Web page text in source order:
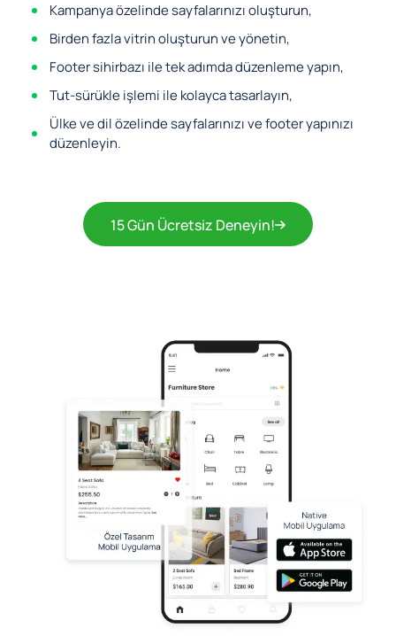
Kampanya özelinde sayfalarınızı oluşturun,
Birden fazla vitrin oluşturun ve yönetin,
Footer sihirbazı ile tek adımda düzenleme yapın,
Tut-sürükle işlemi ile kolayca tasarlayın,
Ülke ve dil özelinde sayfalarınızı ve footer yapınızı
düzenleyin.
15 Gün Ücretsiz Deneyin!